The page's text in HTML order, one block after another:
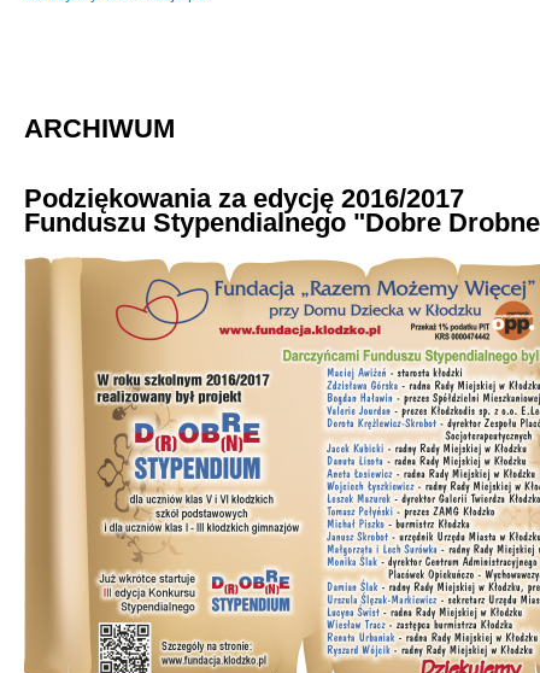
ARCHIWUM
Podziękowania za edycję 2016/2017
Funduszu Stypendialnego "Dobre